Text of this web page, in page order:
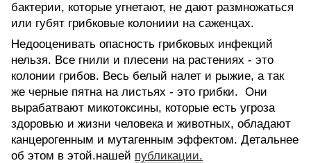
бактерии, которые угнетают, не дают размножаться
или губят грибковые колониии на саженцах.
Недооценивать опасность грибковых инфекций
нельзя. Все гнили и плесени на растениях - это
колонии грибов. Весь белый налет и рыжие, а так
же черные пятна на листьях - это грибки. Они
вырабатвают микотоксины, которые есть угроза
здоровью и жизни человека и животных, обладают
канцерогенным и мутагенным эффектом. Детальнее
об этом в этой.нашей публикации.